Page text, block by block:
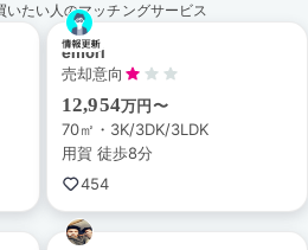
いたい人のマッチングサービス
emori
売却意向
12,954万円〜
70㎡・3K/3DK/3LDK
用賀 徒歩8分
454